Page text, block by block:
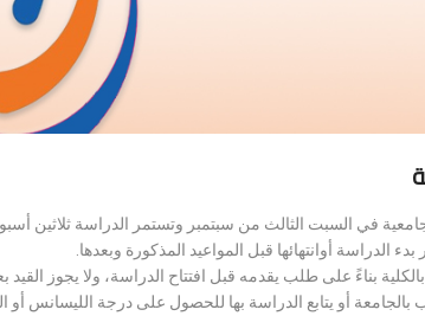
في السبت الثالث من سبتمبر وتستمر الدراسة ثلاثين
بدء الدراسة أوانتهائها قبل المواعيد المذكورة وبعدها.
بناءً على طلب يقدمه قبل افتتاح الدراسة، ولا يجوز
بالجامعة أو يتابع الدراسة بها للحصول على درجة الليسانس